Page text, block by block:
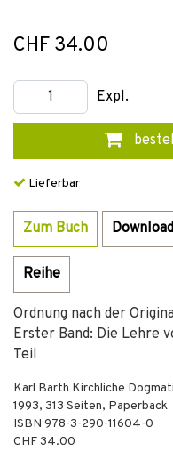
CHF 34.00
Expl.
Lieferbar
Zum Buch
Reihe
Ordnung nach der
Erster Band: Die Lehre
Teil
Karl Barth Kirchliche
1993, 313 Seiten, Paperback
ISBN 978-3-290-11604-0
CHF 34.00